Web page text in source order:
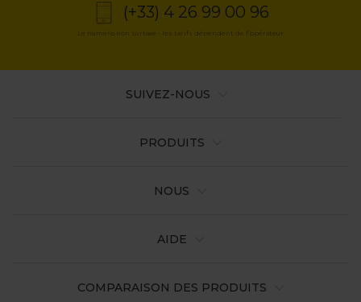
(+33) 4 26 99 00 96
Le numéro non surtaxé - les tarifs dépendent de l’opérateur
PRODUITS
NOUS
AIDE
COMPARAISON DES PRODUITS
SUIVEZ-NOUS